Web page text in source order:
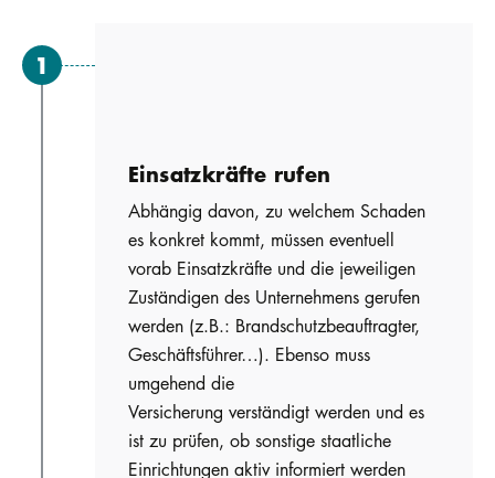
Einsatzkräfte rufen
Abhängig davon, zu welchem Schaden
es konkret kommt, müssen eventuell
vorab Einsatzkräfte und die jeweiligen
Zuständigen des Unternehmens gerufen
werden (z.B.: Brandschutzbeauftragter,
Geschäftsführer…). Ebenso muss
umgehend die
Versicherung verständigt werden und es
ist zu prüfen, ob sonstige staatliche
Einrichtungen aktiv informiert werden